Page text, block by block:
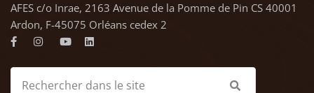
AFES c/o Inrae, 2163 Avenue de la Pomme de Pin CS 40001
Ardon, F-45075 Orléans cedex 2